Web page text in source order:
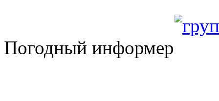
Погодный информер